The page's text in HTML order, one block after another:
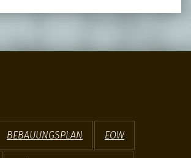
BEBAUUNGSPLAN EOW